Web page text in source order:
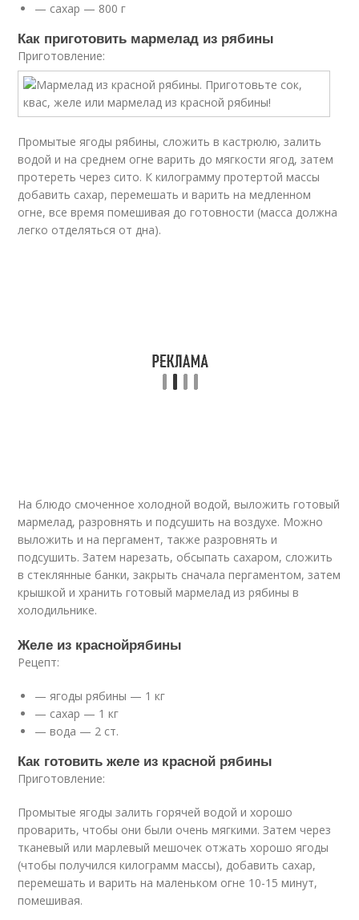
— сахар — 800 г
Как приготовить мармелад из рябины
Приготовление:
Промытые ягоды рябины, сложить в кастрюлю, залить
водой и на среднем огне варить до мягкости ягод, затем
протереть через сито. К килограмму протертой массы
добавить сахар, перемешать и варить на медленном
огне, все время помешивая до готовности (масса должна
легко отделяться от дна).
На блюдо смоченное холодной водой, выложить готовый
мармелад, разровнять и подсушить на воздухе. Можно
выложить и на пергамент, также разровнять и
подсушить. Затем нарезать, обсыпать сахаром, сложить
в стеклянные банки, закрыть сначала пергаментом, затем
крышкой и хранить готовый мармелад из рябины в
холодильнике.
Желе из краснойрябины
Рецепт:
— ягоды рябины — 1 кг
— сахар — 1 кг
— вода — 2 ст.
Как готовить желе из красной рябины
Приготовление:
Промытые ягоды залить горячей водой и хорошо
проварить, чтобы они были очень мягкими. Затем через
тканевый или марлевый мешочек отжать хорошо ягоды
(чтобы получился килограмм массы), добавить сахар,
перемешать и варить на маленьком огне 10-15 минут,
помешивая.